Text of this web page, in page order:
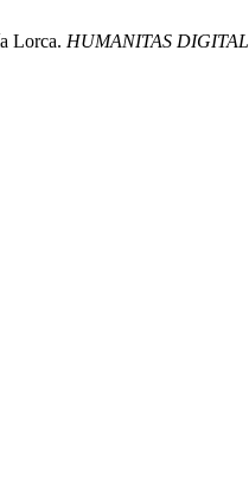
Lorca. HUMANITAS DIGITAL